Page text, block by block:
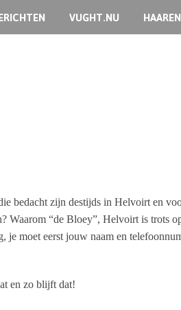
VUGHT.NU
bedacht zijn destijds in Helvoirt en
Waarom “de Bloey”, Helvoirt is trots
moet eerst jouw naam en
en zo blijft dat!